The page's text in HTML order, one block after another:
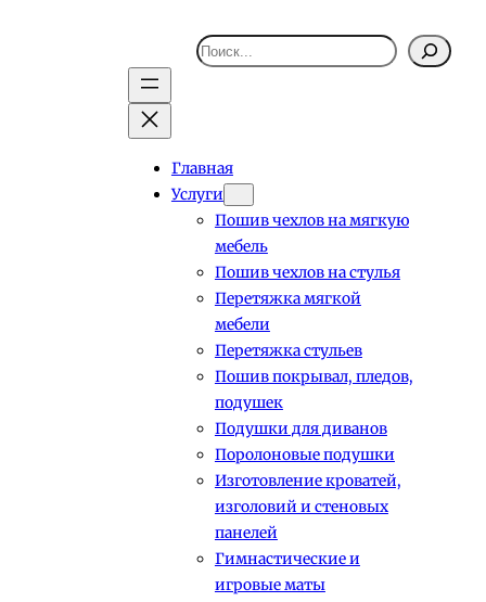
Поиск
Главная
Услуги
Пошив чехлов на мягкую
мебель
Пошив чехлов на стулья
Перетяжка мягкой
мебели
Перетяжка стульев
Пошив покрывал, пледов,
подушек
Подушки для диванов
Поролоновые подушки
Изготовление кроватей,
изголовий и стеновых
панелей
Гимнастические и
игровые маты